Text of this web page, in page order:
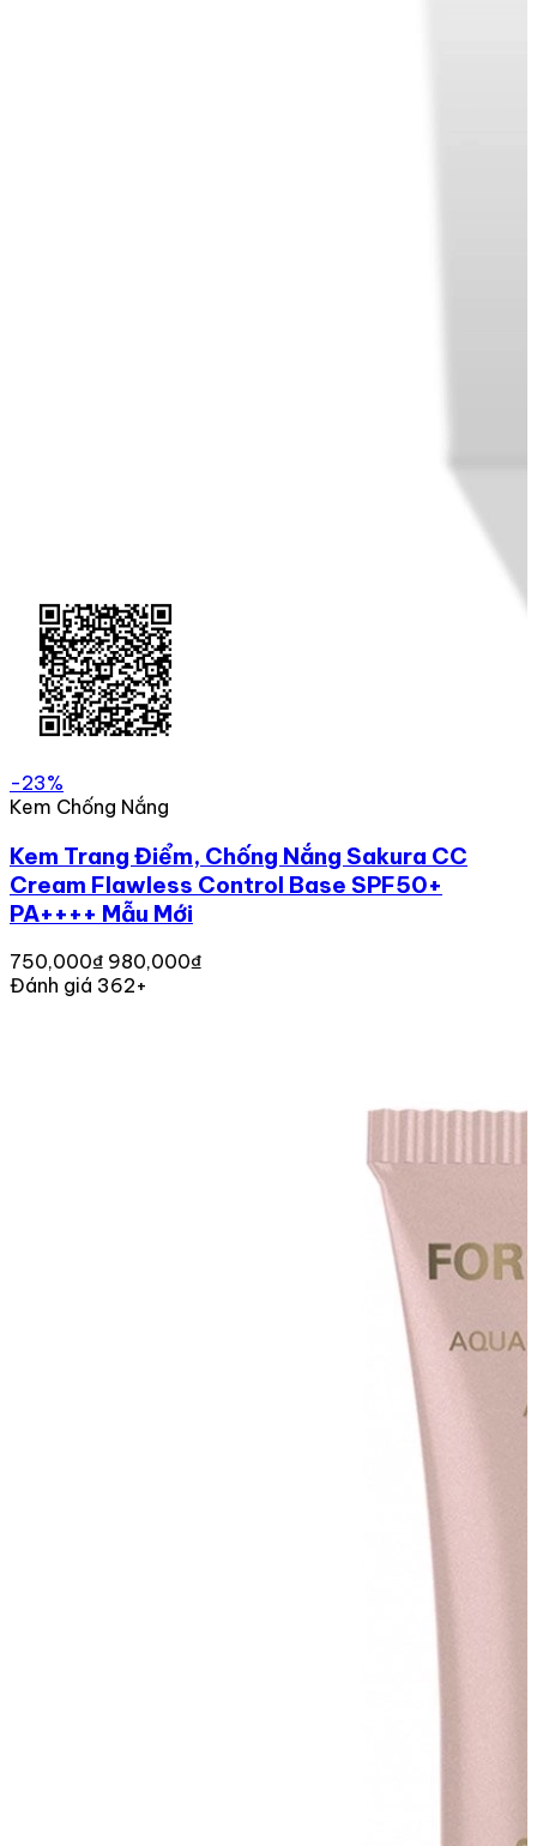
-23%
Kem Chống Nắng
Kem Trang Điểm, Chống Nắng Sakura CC
Cream Flawless Control Base SPF50+
PA++++ Mẫu Mới
750,000₫ 980,000₫
Đánh giá 362+